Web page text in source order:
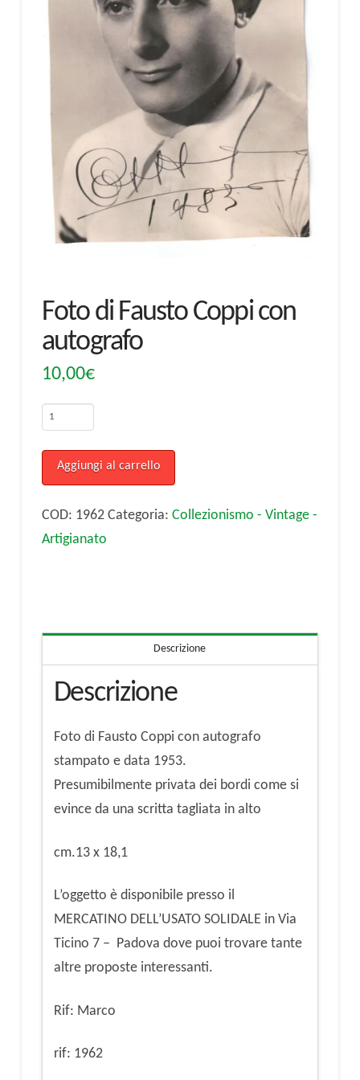
Foto di Fausto Coppi con
autografo
10,00€
Foto
Fausto
Coppi
con
autografo
Aggiungi al carrello
COD: 1962 Categoria: Collezionismo - Vintage -
Artigianato
Descrizione
Descrizione
Foto di Fausto Coppi con autografo
stampato e data 1953.
Presumibilmente privata dei bordi come si
evince da una scritta tagliata in alto
cm.13 x 18,1
L’oggetto è disponibile presso il
MERCATINO DELL’USATO SOLIDALE in Via
Ticino 7 – Padova dove puoi trovare tante
altre proposte interessanti.
Rif: Marco
rif: 1962